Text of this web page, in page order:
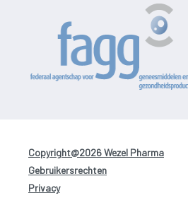
Copyright@2026 Wezel Pharma
Gebruikersrechten
Privacy